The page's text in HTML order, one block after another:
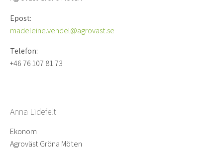
Epost:
madeleine.vendel@agrovast.se
Telefon:
+46 76 107 81 73
Anna Lidefelt
Ekonom
Agroväst Gröna Möten